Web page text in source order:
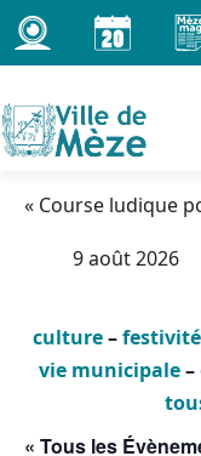
Passer
au
contenu
« Course ludique
9 août 2026
culture–
vie municipale–
« Tous les